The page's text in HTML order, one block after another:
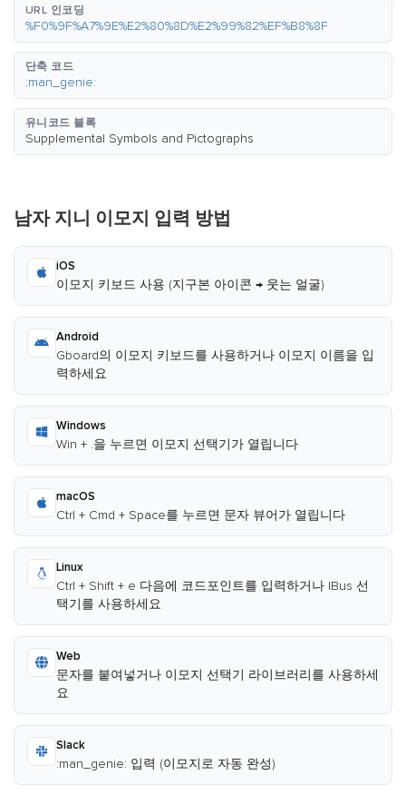
URL 인코딩
%F0%9F%A7%9E%E2%80%8D%E2%99%82%EF%B8%8F
단축 코드
:man_genie:
유니코드 블록
Supplemental Symbols and Pictographs
남자 지니 이모지 입력 방법
iOS
이모지 키보드 사용 (지구본 아이콘 → 웃는 얼굴)
Android
Gboard의 이모지 키보드를 사용하거나 이모지 이름을 입
력하세요
Windows
Win + .을 누르면 이모지 선택기가 열립니다
macOS
Ctrl + Cmd + Space를 누르면 문자 뷰어가 열립니다
Linux
Ctrl + Shift + e 다음에 코드포인트를 입력하거나 IBus 선
택기를 사용하세요
Web
문자를 붙여넣거나 이모지 선택기 라이브러리를 사용하세
요
Slack
:man_genie: 입력 (이모지로 자동 완성)